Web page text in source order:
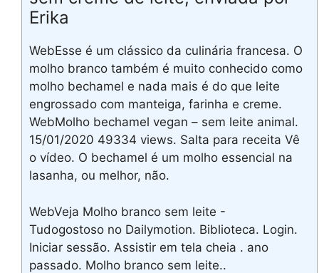
Erika
WebEsse é um clássico da culinária francesa. O
molho branco também é muito conhecido como
molho bechamel e nada mais é do que leite
engrossado com manteiga, farinha e creme.
WebMolho bechamel vegan – sem leite animal.
15/01/2020 49334 views. Salta para receita Vê
o vídeo. O bechamel é um molho essencial na
lasanha, ou melhor, não.
WebVeja Molho branco sem leite -
Tudogostoso no Dailymotion. Biblioteca. Login.
Iniciar sessão. Assistir em tela cheia . ano
passado. Molho branco sem leite..